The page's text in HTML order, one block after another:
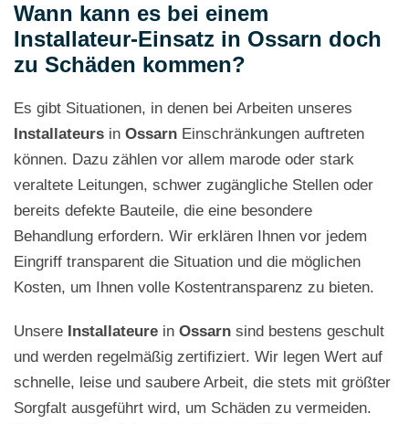
Wann kann es bei einem
Installateur-Einsatz in Ossarn doch
zu Schäden kommen?
Es gibt Situationen, in denen bei Arbeiten unseres
Installateurs in Ossarn Einschränkungen auftreten
können. Dazu zählen vor allem marode oder stark
veraltete Leitungen, schwer zugängliche Stellen oder
bereits defekte Bauteile, die eine besondere
Behandlung erfordern. Wir erklären Ihnen vor jedem
Eingriff transparent die Situation und die möglichen
Kosten, um Ihnen volle Kostentransparenz zu bieten.
Unsere Installateure in Ossarn sind bestens geschult
und werden regelmäßig zertifiziert. Wir legen Wert auf
schnelle, leise und saubere Arbeit, die stets mit größter
Sorgfalt ausgeführt wird, um Schäden zu vermeiden.